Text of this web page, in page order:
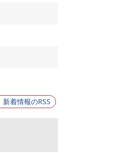
新着情報のRSS